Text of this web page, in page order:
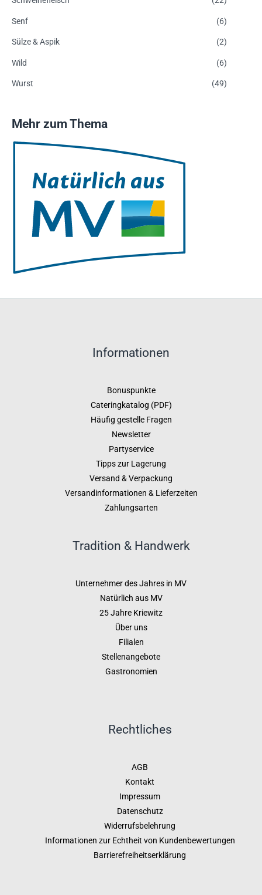
Senf (6)
Sülze & Aspik (2)
Wild (6)
Wurst (49)
Mehr zum Thema
Informationen
Bonuspunkte
Cateringkatalog (PDF)
Häufig gestelle Fragen
Newsletter
Partyservice
Tipps zur Lagerung
Versand & Verpackung
Versandinformationen & Lieferzeiten
Zahlungsarten
Tradition & Handwerk
Unternehmer des Jahres in MV
Natürlich aus MV
25 Jahre Kriewitz
Über uns
Filialen
Stellenangebote
Gastronomien
Rechtliches
AGB
Kontakt
Impressum
Datenschutz
Widerrufsbelehrung
Informationen zur Echtheit von Kundenbewertungen
Barrierefreiheitserklärung